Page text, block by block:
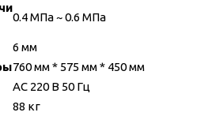
0.4 МПа ~ 0.6 МПа
6 мм
760 мм * 575 мм * 450 мм
AC 220 В 50 Гц
88 кг